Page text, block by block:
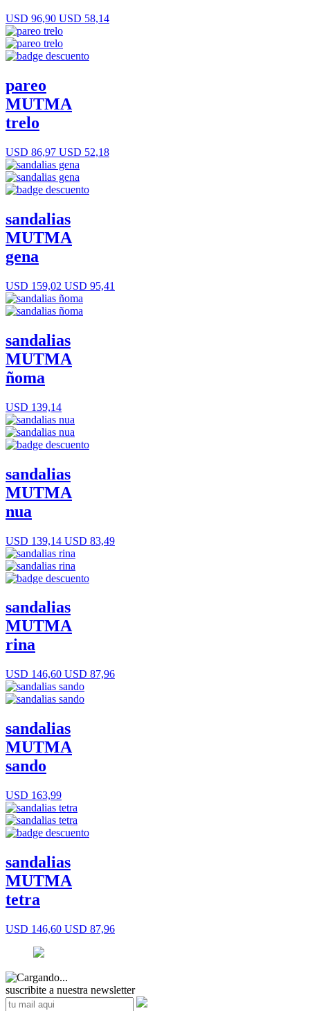
USD 96,90 USD 58,14
pareo
MUTMA
trelo
USD 86,97 USD 52,18
sandalias
MUTMA
gena
USD 159,02 USD 95,41
sandalias
MUTMA
ñoma
USD 139,14
sandalias
MUTMA
nua
USD 139,14 USD 83,49
sandalias
MUTMA
rina
USD 146,60 USD 87,96
sandalias
MUTMA
sando
USD 163,99
sandalias
MUTMA
tetra
USD 146,60 USD 87,96
suscribite a nuestra newsletter